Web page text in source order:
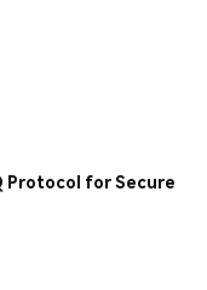
Protocol for Secure